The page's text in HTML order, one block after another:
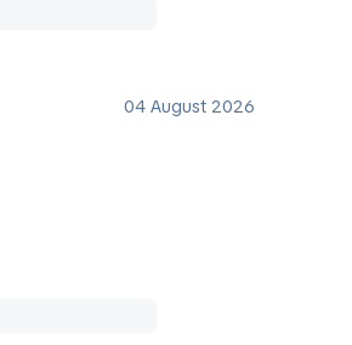
04 August 2026